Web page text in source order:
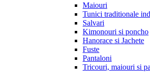
Maiouri
Tunici traditionale
Salvari
Kimonouri si poncho
Hanorace si Jachete
Fuste
Pantaloni
Tricouri, maiouri si